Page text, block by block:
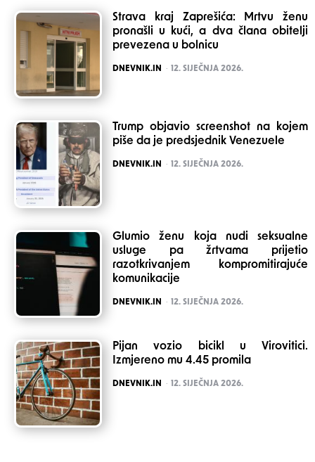
Strava kraj Zaprešića: Mrtvu ženu
pronašli u kući, a dva člana obitelji
prevezena u bolnicu
POSTED
DNEVNIK.IN 12. SIJEČNJA 2026.
Trump objavio screenshot na kojem
piše da je predsjednik Venezuele
POSTED
DNEVNIK.IN 12. SIJEČNJA 2026.
Glumio ženu koja nudi seksualne
usluge pa žrtvama prijetio
razotkrivanjem kompromitirajuće
komunikacije
POSTED
DNEVNIK.IN 12. SIJEČNJA 2026.
Pijan vozio bicikl u Virovitici.
Izmjereno mu 4.45 promila
POSTED
DNEVNIK.IN 12. SIJEČNJA 2026.